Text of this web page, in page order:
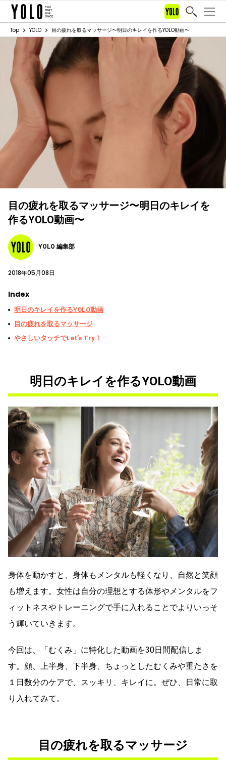
Top YOLO 目の疲れを取るマッサージ〜明日のキレイを作るYOLO動画〜
目の疲れを取るマッサージ〜明日のキレイを
作るYOLO動画〜
YOLO 編集部
2018年05月08日
Index
明日のキレイを作るYOLO動画
目の疲れを取るマッサージ
やさしいタッチでLet’s Try！
明日のキレイを作るYOLO動画
身体を動かすと、身体もメンタルも軽くなり、自然と笑顔
も増えます。女性は自分の理想とする体形やメンタルをフ
ィットネスやトレーニングで手に入れることでよりいっそ
う輝いていきます。
今回は、「むくみ」に特化した動画を30日間配信しま
す。顔、上半身、下半身、ちょっとしたむくみや重たさを
１日数分のケアで、スッキリ、キレイに。ぜひ、日常に取
り入れてみて。
目の疲れを取るマッサージ